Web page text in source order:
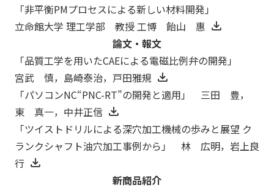
「非平衡PMプロセスによる新しい材料開発」
立命館大学 理工学部 教授 工博 飴山 惠
論文・報文
「品質工学を用いたCAEによる電磁比例弁の開発」
宮武 慎，島崎泰治，戸田雅規
「パソコンNC“PNC-RT”の開発と適用」 三田 豊，
東 真一，中井正信
「ツイストドリルによる深穴加工機械の歩みと展望 ク
ランクシャフト油穴加工事例から」 林 広明，岩上良
行
新商品紹介